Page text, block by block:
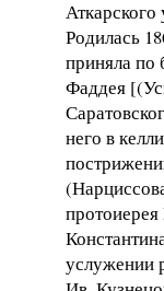
Аткарского
Родилась
приняла по
Фаддея
него в
услужении